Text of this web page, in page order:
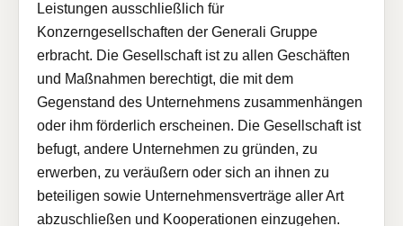
Leistungen ausschließlich für
Konzerngesellschaften der Generali Gruppe
erbracht. Die Gesellschaft ist zu allen Geschäften
und Maßnahmen berechtigt, die mit dem
Gegenstand des Unternehmens zusammenhängen
oder ihm förderlich erscheinen. Die Gesellschaft ist
befugt, andere Unternehmen zu gründen, zu
erwerben, zu veräußern oder sich an ihnen zu
beteiligen sowie Unternehmensverträge aller Art
abzuschließen und Kooperationen einzugehen.